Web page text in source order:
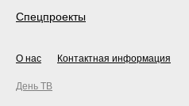
Спецпроекты
О нас Контактная информация
День ТВ